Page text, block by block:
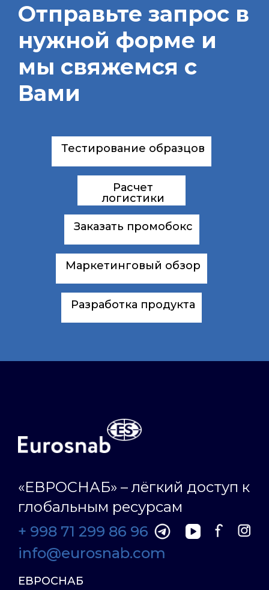
Отправьте запрос в
нужной форме и
мы свяжемся с
Вами
Тестирование образцов
Расчет
логистики
Заказать промобокс
Маркетинговый обзор
Разработка продукта
«ЕВРОСНАБ» – лёгкий доступ к
глобальным ресурсам
+ 998 71 299 86 96
info@eurosnab.com
ЕВРОСНАБ